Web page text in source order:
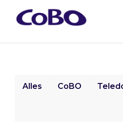
Alles CoBO